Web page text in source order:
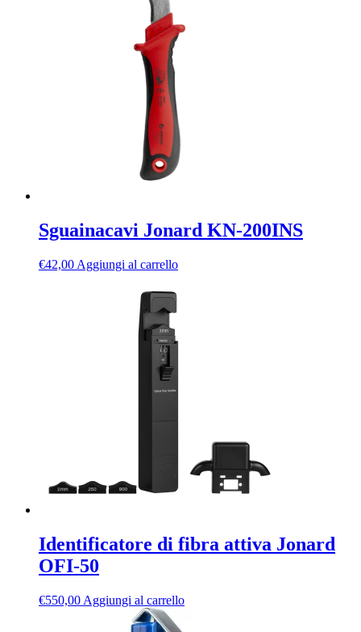
Sguainacavi Jonard KN-200INS
€42,00 Aggiungi al carrello
Identificatore di fibra attiva Jonard
OFI-50
€550,00 Aggiungi al carrello